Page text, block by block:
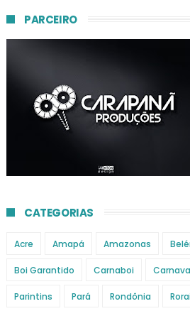
PARCEIRO
CATEGORIAS
Acre Amapá Amazonas
Boi Garantido Carnaboi
Parintins Pará Rondônia